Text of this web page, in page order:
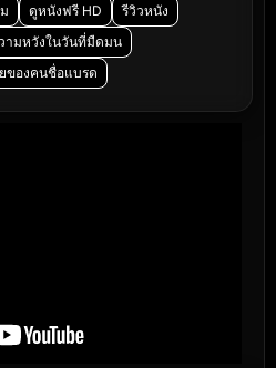
ดูหนังฟรี HD
รีวิวหนัง
ามหวังในวันที่มืดมน
ยของคนชื่อแบรด